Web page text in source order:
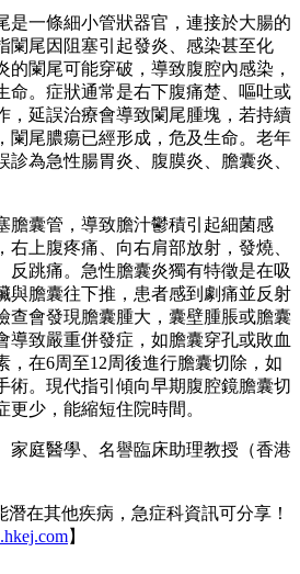
是一條細小管狀器官，連接於大腸的
闌尾因阻塞引起發炎、感染甚至化
的闌尾可能穿破，導致腹腔內感染，
命。症狀通常是右下腹痛楚、嘔吐或
，延誤治療會導致闌尾腫塊，若持續
闌尾膿瘍已經形成，危及生命。老年
為急性腸胃炎、腹膜炎、膽囊炎、
膽囊管，導致膽汁鬱積引起細菌感
上腹疼痛、向右肩部放射，發燒、
反跳痛。急性膽囊炎獨有特徵是在吸
與膽囊往下推，患者感到劇痛並反射
查會發現膽囊腫大，囊壁腫脹或膽囊
導致嚴重併發症，如膽囊穿孔或敗血
，在6周至12周後進行膽囊切除，如
術。現代指引傾向早期腹腔鏡膽囊切
更少，能縮短住院時間。
家庭醫學、名譽臨床助理教授（香港
在其他疾病，急症科資訊可分享！
】